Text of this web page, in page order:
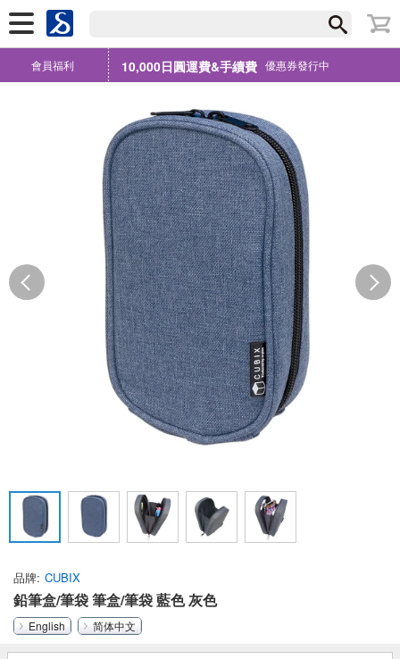
會員福利 10,000日圓運費&手續費 優惠券發行中
品牌 CUBIX
鉛筆盒/筆袋 筆盒/筆袋 藍色 灰色
English 简体中文